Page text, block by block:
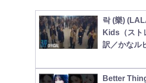
락 (樂)
Kids（スト
訳／かなル
Better